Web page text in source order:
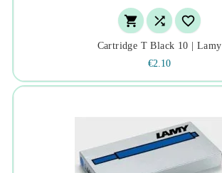
  
Cartridge T Black 10 | Lamy
€2.10